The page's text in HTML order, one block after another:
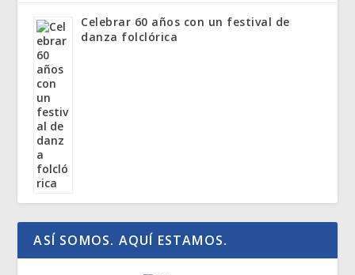
Celebrar 60 años con un festival de
danza folclórica
ASÍ SOMOS. AQUÍ ESTAMOS.